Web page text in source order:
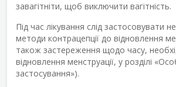
завагітніти, щоб виключити вагітність.
Під час лікування слід застосовувати
методи контрацепції до відновлення
також застереження щодо часу,
відновлення менструації, у розділі
застосування»).